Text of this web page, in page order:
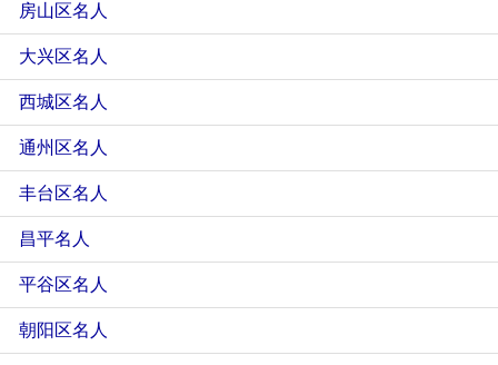
房山区名人
大兴区名人
西城区名人
通州区名人
丰台区名人
昌平名人
平谷区名人
朝阳区名人